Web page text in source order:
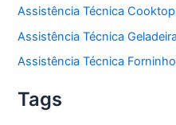
Assistência Técnica
Assistência Técnica
Assistência Técnica
Tags